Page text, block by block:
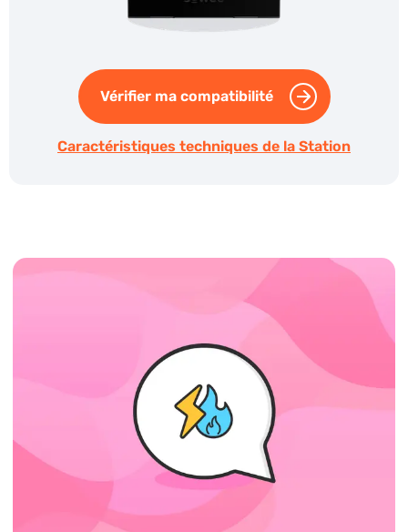
Vérifier ma compatibilité
Caractéristiques techniques de la Station